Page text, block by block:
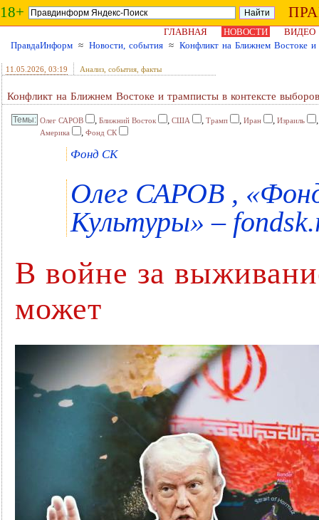
18+
ГЛАВНАЯ НОВОСТИ
ВИДЕО
ПравдаИнформ ≈ Новости, события ≈ Конфликт на Ближнем Востоке
11.05.2026 , 03:19 Анализ, события, факты
Конфликт на Ближнем Востоке и трамписты в контексте
Олег САРОВ , Ближний Восток , США , Трамп , Иран , Израиль
Америка , Фонд СК
Фонд СК
Олег САРОВ ,
Культуры» –
В войне за
может